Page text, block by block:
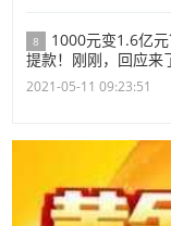
8
1000元变1.6亿元
提款！刚刚，回应来
2021-05-11 09:23:51